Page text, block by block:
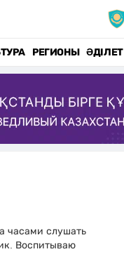
РЕГИОНЫ ӘДІЛЕТ
часами слушать
Воспитываю